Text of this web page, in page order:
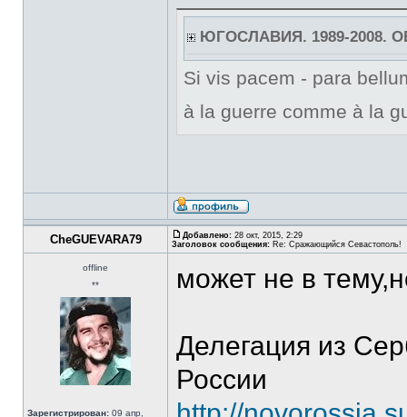
ЮГОСЛАВИЯ. 1989-2008.
Si vis pacem - para
à la guerre comme à la
CheGUEVARA79 Добавлено: 28 окт, 2015, 2:29
Заголовок сообщения: Re: Сражающийся Севастополь!
offline
**
Зарегистрирован: 09 апр,
может не в
Делегация из
России